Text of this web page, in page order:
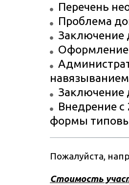
Перечень
Проблема
Заключение
Оформление
Заключение
Внедрение с
формы
Пожалуйста,
Стоимость